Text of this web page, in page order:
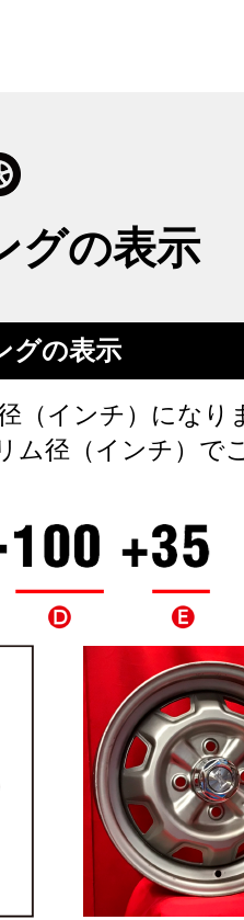
グの表示
グの表示
（インチ）になり
ム径（インチ）で